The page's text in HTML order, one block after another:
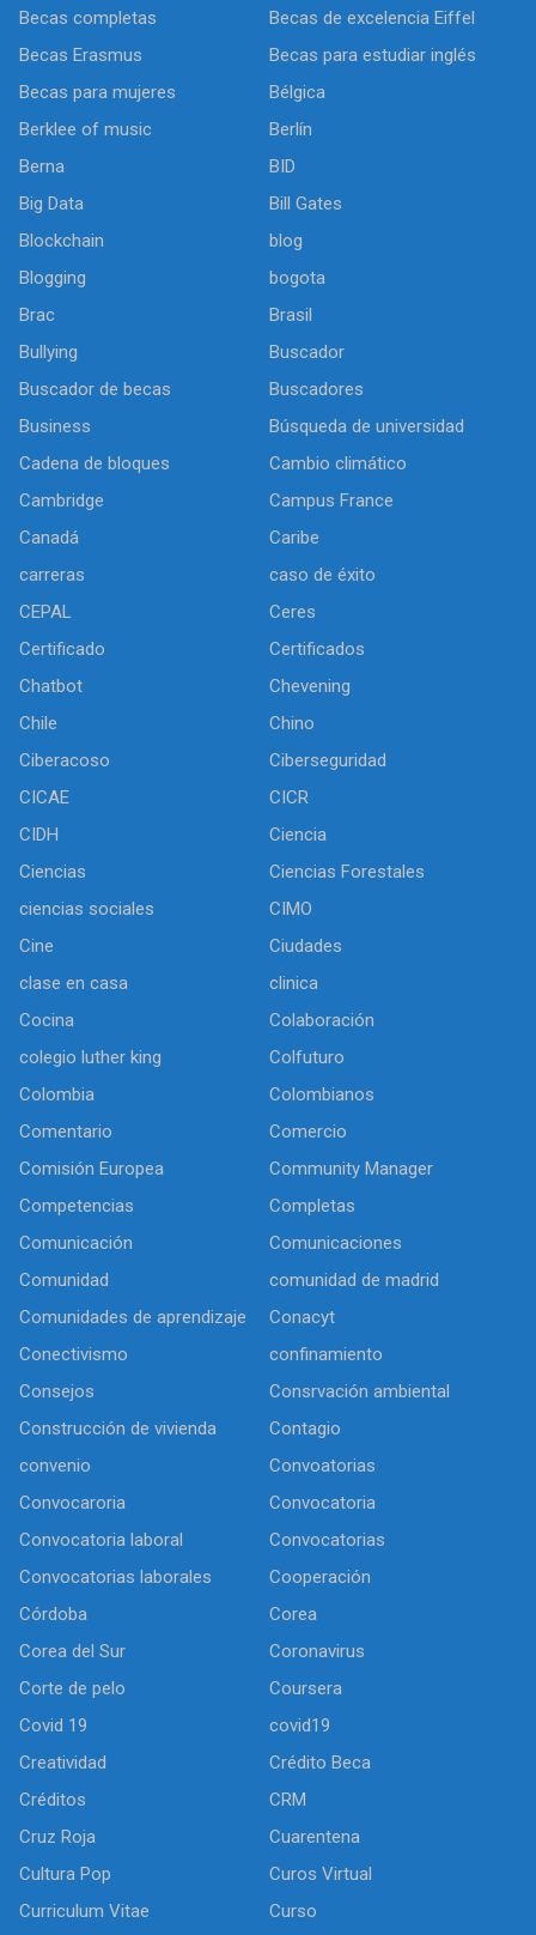
Becas completas
Becas de excelencia Eiffel
Becas Erasmus
Becas para estudiar inglés
Becas para mujeres
Bélgica
Berklee of music
Berlín
Berna
BID
Big Data
Bill Gates
Blockchain
blog
Blogging
bogota
Brac
Brasil
Bullying
Buscador
Buscador de becas
Buscadores
Business
Búsqueda de universidad
Cadena de bloques
Cambio climático
Cambridge
Campus France
Canadá
Caribe
carreras
caso de éxito
CEPAL
Ceres
Certificado
Certificados
Chatbot
Chevening
Chile
Chino
Ciberacoso
Ciberseguridad
CICAE
CICR
CIDH
Ciencia
Ciencias
Ciencias Forestales
ciencias sociales
CIMO
Cine
Ciudades
clase en casa
clinica
Cocina
Colaboración
colegio luther king
Colfuturo
Colombia
Colombianos
Comentario
Comercio
Comisión Europea
Community Manager
Competencias
Completas
Comunicación
Comunicaciones
Comunidad
comunidad de madrid
Comunidades de aprendizaje
Conacyt
Conectivismo
confinamiento
Consejos
Consrvación ambiental
Construcción de vivienda
Contagio
convenio
Convoatorias
Convocaroria
Convocatoria
Convocatoria laboral
Convocatorias
Convocatorias laborales
Cooperación
Córdoba
Corea
Corea del Sur
Coronavirus
Corte de pelo
Coursera
Covid 19
covid19
Creatividad
Crédito Beca
Créditos
CRM
Cruz Roja
Cuarentena
Cultura Pop
Curos Virtual
Curriculum Vitae
Curso